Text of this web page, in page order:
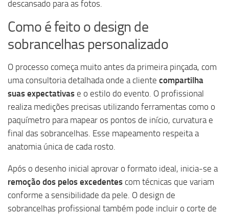
descansado para as fotos.
Como é feito o design de
sobrancelhas personalizado
O processo começa muito antes da primeira pinçada, com
uma consultoria detalhada onde a cliente compartilha
suas expectativas e o estilo do evento. O profissional
realiza medições precisas utilizando ferramentas como o
paquímetro para mapear os pontos de início, curvatura e
final das sobrancelhas. Esse mapeamento respeita a
anatomia única de cada rosto.
Após o desenho inicial aprovar o formato ideal, inicia-se a
remoção dos pelos excedentes com técnicas que variam
conforme a sensibilidade da pele. O design de
sobrancelhas profissional também pode incluir o corte de